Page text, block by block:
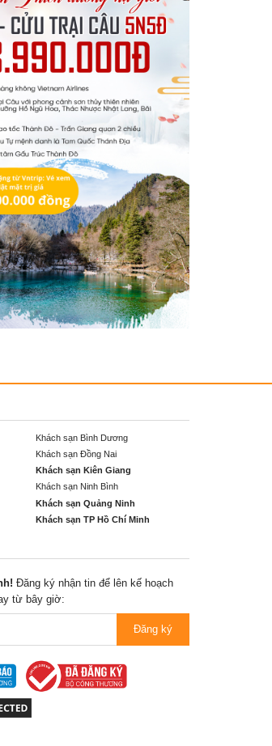
Khách sạn Bình Dương
Khách sạn Đồng Nai
Khách sạn Kiên Giang
Khách sạn Ninh Bình
Khách sạn Quảng Ninh
Khách sạn TP Hồ Chí Minh
Đăng ký nhận tin để lên kế hoạch
từ bây giờ:
Đăng ký